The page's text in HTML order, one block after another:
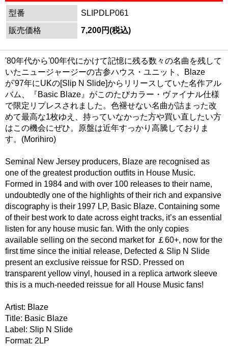
型番
SLIPDLP061
販売価格
7,200円(税込)
'80年代から'00年代にかけて記憶に残る数々の名曲を残して
いたニュージャージーの古参ハウス・ユニット、Blaze
が'97年にUKの[Slip N Slide]からリリースしていた名作アル
バム、『Basic Blaze』がこのたびカラー・ヴァイナル仕様
で限定リプレスされました。色褪せない名曲が詰まった改
めて最高な1枚ゆえ、持っていなかった方や買い直したい方
はこの機会にぜひ。原盤は近年すっかり高騰しておりま
す。(Morihiro)
Seminal New Jersey producers, Blaze are recognised as
one of the greatest production outfits in House Music.
Formed in 1984 and with over 100 releases to their name,
undoubtedly one of the highlights of their rich and expansive
discography is their 1997 LP, Basic Blaze. Containing some
of their best work to date across eight tracks, it’s an essential
listen for any house music fan. With the only copies
available selling on the second market for ￡60+, now for the
first time since the initial release, Defected & Slip N Slide
present an exclusive reissue for RSD. Pressed on
transparent yellow vinyl, housed in a replica artwork sleeve
this is a much-needed reissue for all House Music fans!
Artist: Blaze
Title: Basic Blaze
Label: Slip N Slide
Format: 2LP